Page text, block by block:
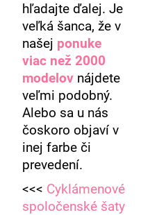
hľadajte ďalej. Je
veľká šanca, že v
našej ponuke
viac než 2000
modelov nájdete
veľmi podobný.
Alebo sa u nás
čoskoro objaví v
inej farbe či
prevedení.
<<< Cyklámenové
spoločenské šaty